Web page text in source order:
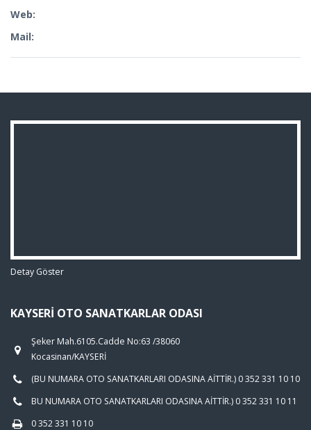
Web:
Mail:
Detay Göster
KAYSERI OTO SANATKARLAR ODASI
Şeker Mah.6105.Cadde No:63 /38060
Kocasinan/KAYSERİ
(BU NUMARA OTO SANATKARLARI ODASINA AİTTİR.) 0 352 331 10 10
BU NUMARA OTO SANATKARLARI ODASINA AİTTİR.) 0 352 331 10 11
0 352 331 10 10